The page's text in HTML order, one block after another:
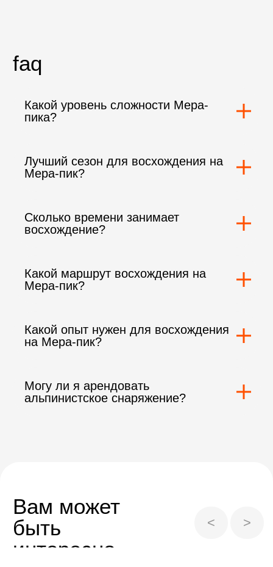
Какой уровень сложности Мера-
пика?
Лучший сезон для восхождения на
Мера-пик?
Сколько времени занимает
восхождение?
Какой маршрут восхождения на
Мера-пик?
Какой опыт нужен для восхождения
на Мера-пик?
Могу ли я арендовать
альпинистское снаряжение?